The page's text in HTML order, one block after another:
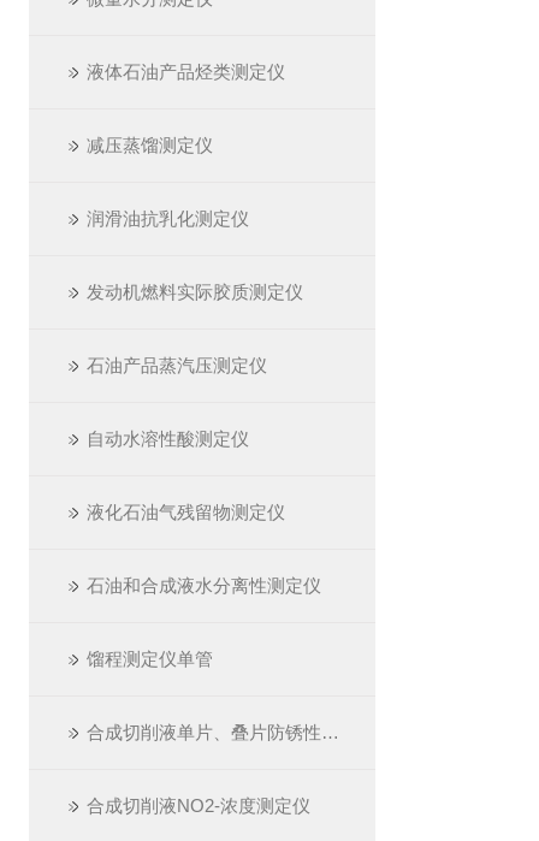
液体石油产品烃类测定仪
减压蒸馏测定仪
润滑油抗乳化测定仪
发动机燃料实际胶质测定仪
石油产品蒸汽压测定仪
自动水溶性酸测定仪
液化石油气残留物测定仪
石油和合成液水分离性测定仪
馏程测定仪单管
合成切削液单片、叠片防锈性测定仪
合成切削液NO2-浓度测定仪